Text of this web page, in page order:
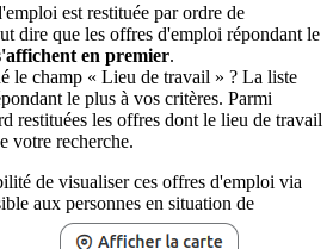
est restituée par ordre de
dire que les offres d'emploi répondant le
en premier.
le champ « Lieu de travail » ? La liste
le plus à vos critères. Parmi
restituées les offres dont le lieu de travail
votre recherche.
de visualiser ces offres d'emploi via
aux personnes en situation de